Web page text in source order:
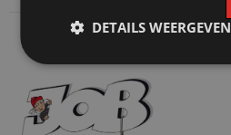
DETAILS WEERGEVEN